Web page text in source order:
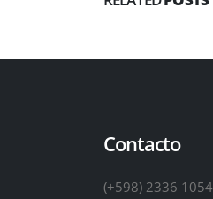
Contacto
(+598) 2336 1054